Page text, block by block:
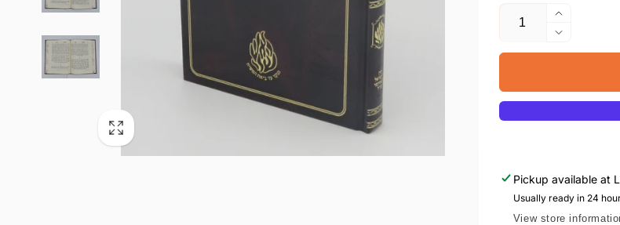
Quantity
Increase
quantity
for
-
Sichos
Odeser
Decrease
quantity
Shivchei
Haran
-
Keren
Odeser
Pickup available at
Usually ready in 24
View store